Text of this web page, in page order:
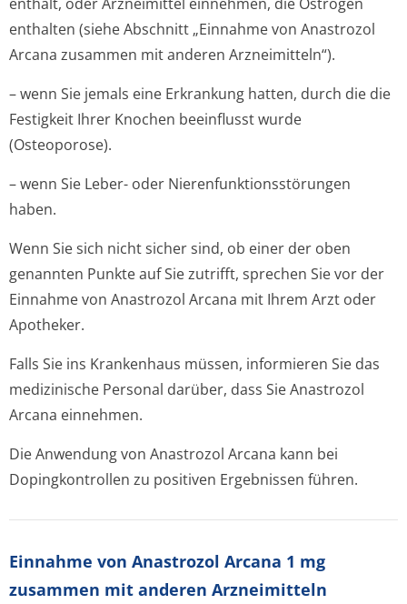
enthalten (siehe Abschnitt „Einnahme von Anastrozol
Arcana zusammen mit anderen Arzneimitteln“).
– wenn Sie jemals eine Erkrankung hatten, durch die die
Festigkeit Ihrer Knochen beeinflusst wurde
(Osteoporose).
– wenn Sie Leber- oder Nierenfunktion­sstörungen
haben.
Wenn Sie sich nicht sicher sind, ob einer der oben
genannten Punkte auf Sie zutrifft, sprechen Sie vor der
Einnahme von Anastrozol Arcana mit Ihrem Arzt oder
Apotheker.
Falls Sie ins Krankenhaus müssen, informieren Sie das
medizinische Personal darüber, dass Sie Anastrozol
Arcana einnehmen.
Die Anwendung von Anastrozol Arcana kann bei
Dopingkontrollen zu positiven Ergebnissen führen.
Einnahme von Anastrozol Arcana 1 mg
zusammen mit anderen Arzneimitteln